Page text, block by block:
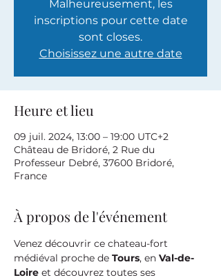
Malheureusement, les
inscriptions pour cette date
sont closes.
Choisissez une autre date
Heure et lieu
09 juil. 2024, 13:00 – 19:00 UTC+2
Château de Bridoré, 2 Rue du
Professeur Debré, 37600 Bridoré,
France
À propos de l'événement
Venez découvrir ce chateau-fort
médiéval proche de Tours, en Val-de-
Loire et découvrez toutes ses